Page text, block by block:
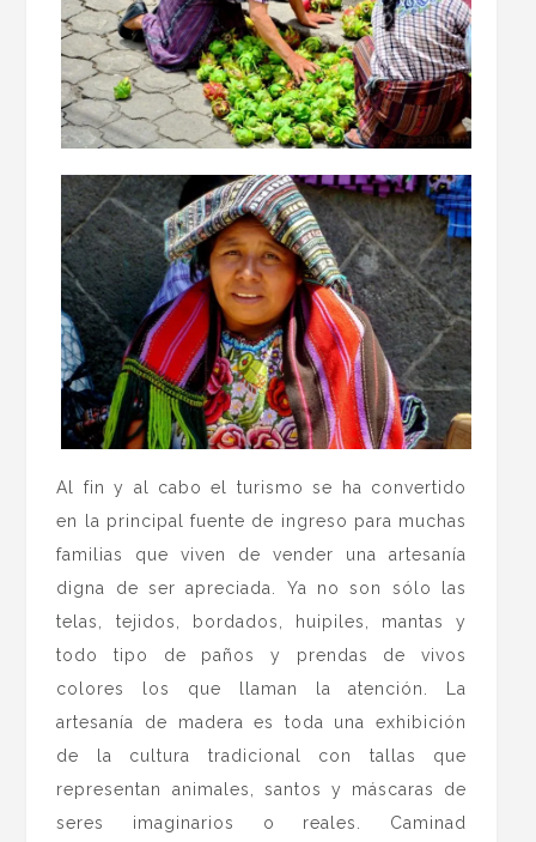
Al fin y al cabo el turismo se ha convertido
en la principal fuente de ingreso para muchas
familias que viven de vender una artesanía
digna de ser apreciada. Ya no son sólo las
telas, tejidos, bordados, huipiles, mantas y
todo tipo de paños y prendas de vivos
colores los que llaman la atención. La
artesanía de madera es toda una exhibición
de la cultura tradicional con tallas que
representan animales, santos y máscaras de
seres imaginarios o reales. Caminad